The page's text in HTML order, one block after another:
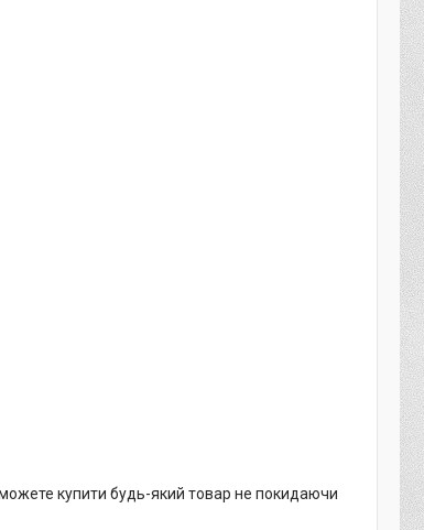
можете купити будь-який товар не покидаючи